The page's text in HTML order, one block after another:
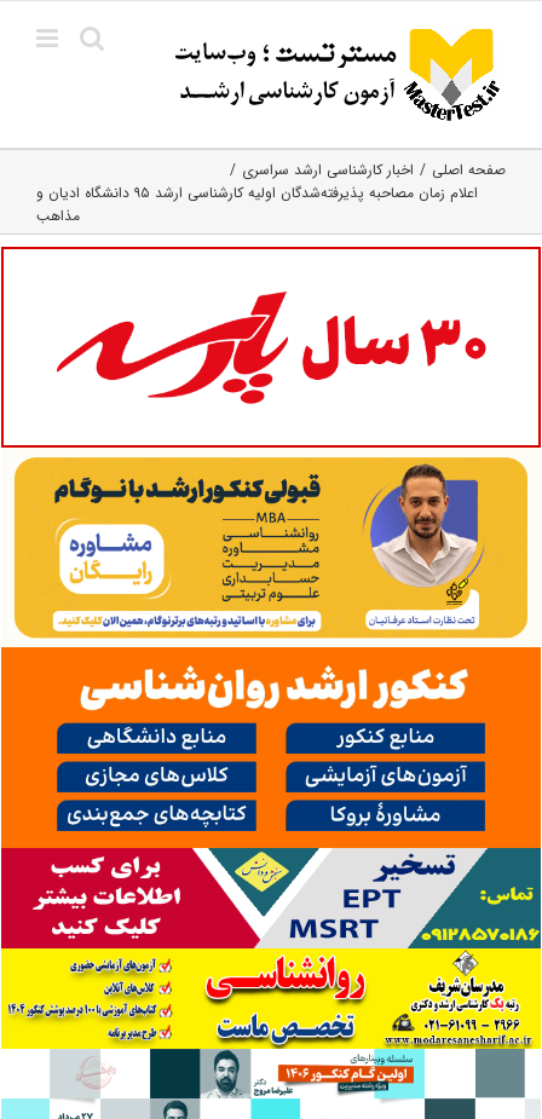
content
صفحه اصلی
اخبار کارشناسی ارشد سراسری
اعلام زمان مصاحبه پذیرفته‌شدگان اولیه کارشناسی ارشد ۹۵ دانشگاه ادیان و
مذاهب